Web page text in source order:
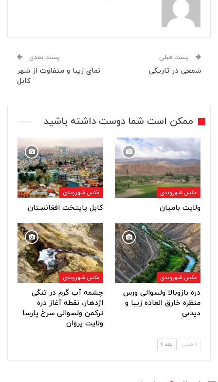
پست قبلی
شمعی در تاریکی
پست بعدی
نمای زیبا و متفاوت از شهر
کابل
ممکن است شما دوست داشته باشید
عکس شهروندی
ولایت بامیان
عکس شهروندی
کابل پایتخت افغانستان
عکس شهروندی
دره بازوبالا ولسوالی ورس
منظره خارق العاده زیبا و
دیدنی
عکس شهروندی
چشمه آب گرم در تنگی
اژدهار، نقطه آغاز دره
ترکمن ولسوالی سرخ پارسا
ولایت پروان
قبلی بعد